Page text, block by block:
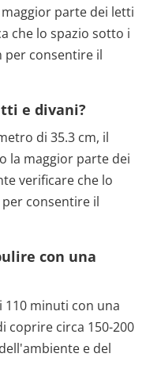
parte dei letti
che lo spazio sotto i
per consentire il
e divani?
di 35.3 cm, il
la maggior parte dei
verificare che lo
consentire il
con una
110 minuti con una
coprire circa 150-200
e del